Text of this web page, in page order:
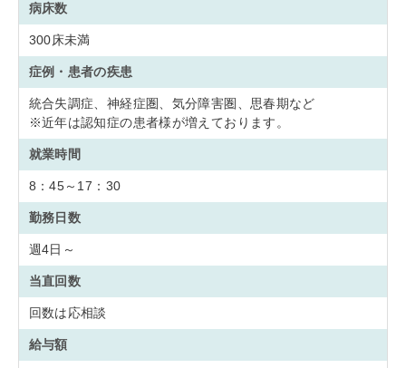
病床数
300床未満
症例・患者の疾患
統合失調症、神経症圏、気分障害圏、思春期など
※近年は認知症の患者様が増えております。
就業時間
8：45～17：30
勤務日数
週4日～
当直回数
回数は応相談
給与額